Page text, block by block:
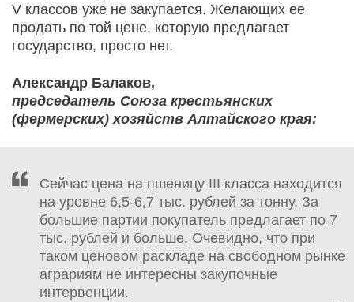
V классов уже не закупается. Желающих ее
продать по той цене, которую предлагает
государство, просто нет.
Александр Балаков,
председатель Союза крестьянских
(фермерских) хозяйств Алтайского края:
Сейчас цена на пшеницу III класса находится
на уровне 6,5-6,7 тыс. рублей за тонну. За
большие партии покупатель предлагает по 7
тыс. рублей и больше. Очевидно, что при
таком ценовом раскладе на свободном рынке
аграриям не интересны закупочные
интервенции.